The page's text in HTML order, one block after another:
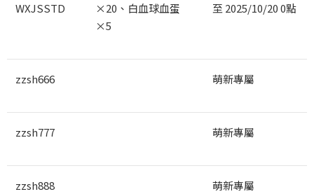
WXJSSTD
×20 、白血球血蛋
×5
至 2025/10/20 0點
zzsh666 萌新專屬
zzsh777 萌新專屬
zzsh888 萌新專屬